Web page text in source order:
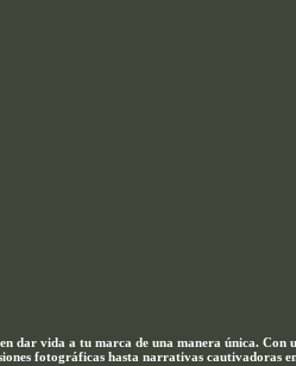
dar vida a tu marca de una manera única.
fotográficas hasta narrativas cautivadoras